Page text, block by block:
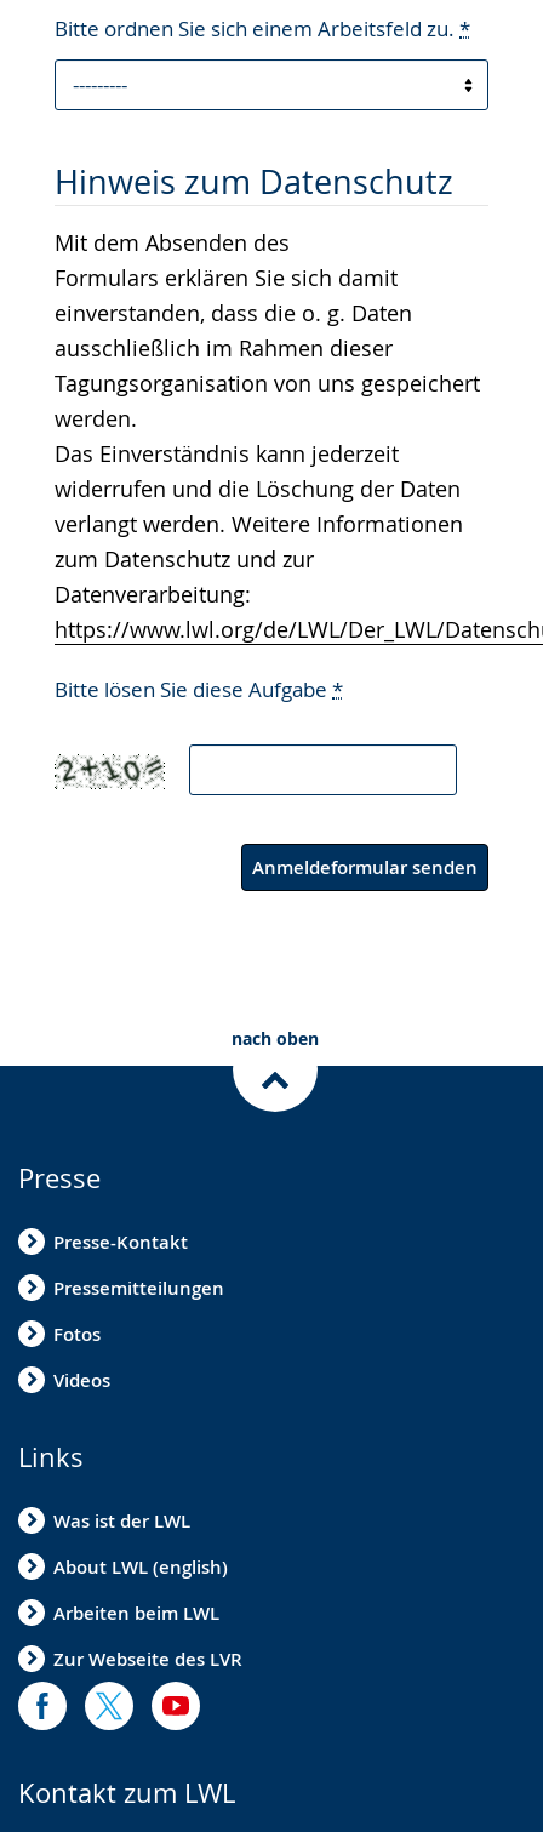
Bitte ordnen Sie sich einem Arbeitsfeld zu. *
Hinweis zum Datenschutz
Mit dem Absenden des
Formulars erklären Sie sich damit
einverstanden, dass die o. g. Daten
ausschließlich im Rahmen dieser
Tagungsorganisation von uns gespeichert
werden.
Das Einverständnis kann jederzeit
widerrufen und die Löschung der Daten
verlangt werden. Weitere Informationen
zum Datenschutz und zur
Datenverarbeitung:
https://www.lwl.org/de/LWL/Der_LWL/
Bitte lösen Sie diese Aufgabe *
Anmeldeformular senden
nach oben
Presse
Presse-Kontakt
Pressemitteilungen
Fotos
Videos
Links
Was ist der LWL
About LWL (english)
Arbeiten beim LWL
Zur Webseite des LVR
Kontakt zum LWL